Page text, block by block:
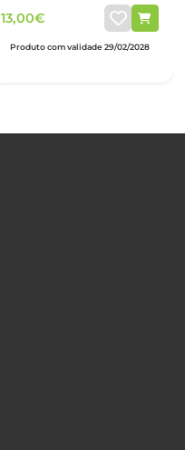
13,00€
Produto com validade 29/02/2028